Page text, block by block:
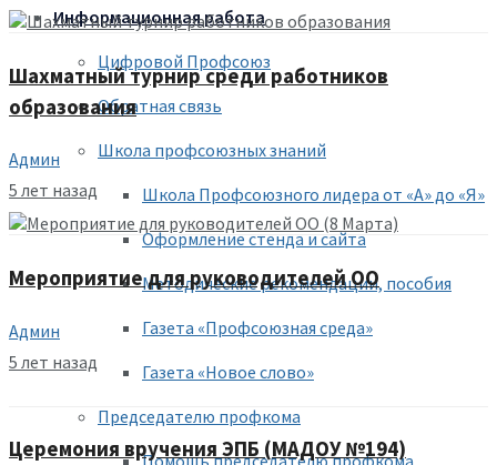
Информационная работа
Цифровой Профсоюз
Обратная связь
Школа профсоюзных знаний
Школа Профсоюзного лидера от «А» до «Я»
Оформление стенда и сайта
Методические рекомендации, пособия
Газета «Профсоюзная среда»
Газета «Новое слово»
Председателю профкома
Помощь председателю профкома
Шахматный турнир среди работников
образования
Админ
5 лет назад
Мероприятие для руководителей ОО
Админ
5 лет назад
Церемония вручения ЭПБ (МАДОУ №194)